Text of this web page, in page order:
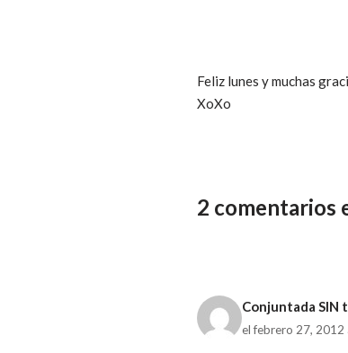
Feliz lunes y muchas
XoXo
2 comentarios
Conjuntada SIN
el febrero 27, 2012